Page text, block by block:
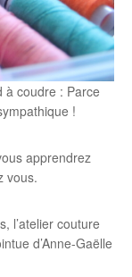
à coudre : Parce
!
apprendrez
vous.
l’atelier couture
d’Anne-Gaëlle